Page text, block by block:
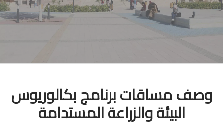
وصف مساقات برنامج بكالوريوس
البيئة والزراعة المستدامة